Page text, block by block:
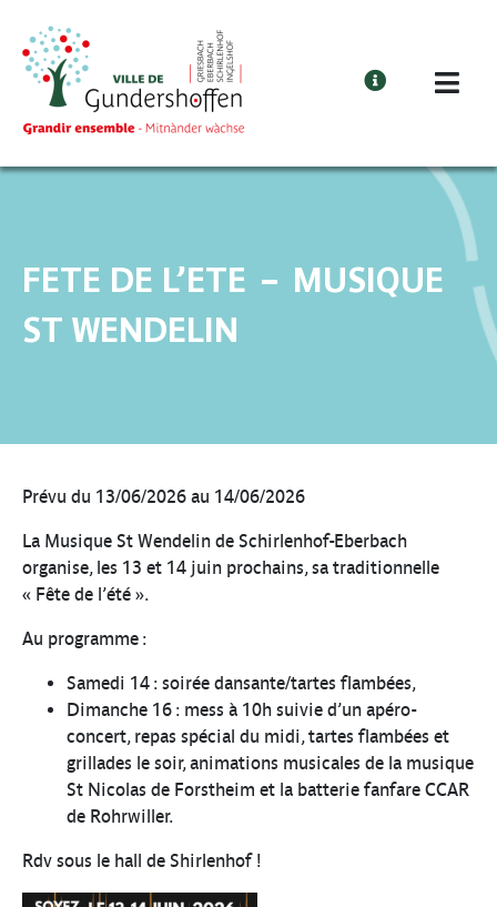
FETE DE L’ETE – MUSIQUE
ST WENDELIN
Prévu du 13/06/2026 au 14/06/2026
La Musique St Wendelin de Schirlenhof-Eberbach
organise, les 13 et 14 juin prochains, sa traditionnelle
« Fête de l’été ».
Au programme :
Samedi 14 : soirée dansante/tartes flambées,
Dimanche 16 : mess à 10h suivie d’un apéro-
concert, repas spécial du midi, tartes flambées et
grillades le soir, animations musicales de la musique
St Nicolas de Forstheim et la batterie fanfare CCAR
de Rohrwiller.
Rdv sous le hall de Shirlenhof !